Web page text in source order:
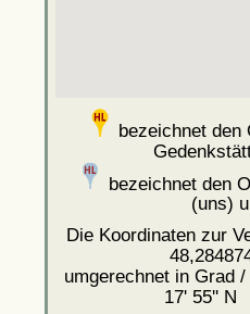
bezeichnet den
bezeichnet den
(uns)
Die Koordinaten zur
umgerechnet in Grad
17' 55'' N